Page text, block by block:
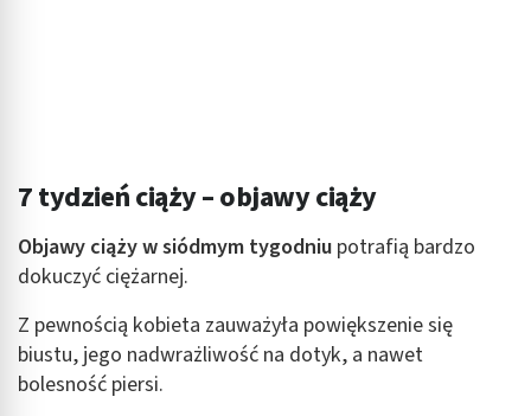
7 tydzień ciąży – objawy ciąży
Objawy ciąży w siódmym tygodniu potrafią bardzo
dokuczyć ciężarnej.
Z pewnością kobieta zauważyła powiększenie się
biustu, jego nadwrażliwość na dotyk, a nawet
bolesność piersi.